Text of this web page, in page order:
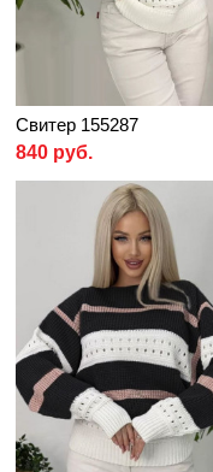
Свитер 155287
840 руб.